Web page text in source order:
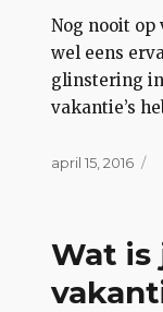
Nog nooit
wel eens
glinstering
vakantie’s
Geplaatst
april 15, 2016
Wat is